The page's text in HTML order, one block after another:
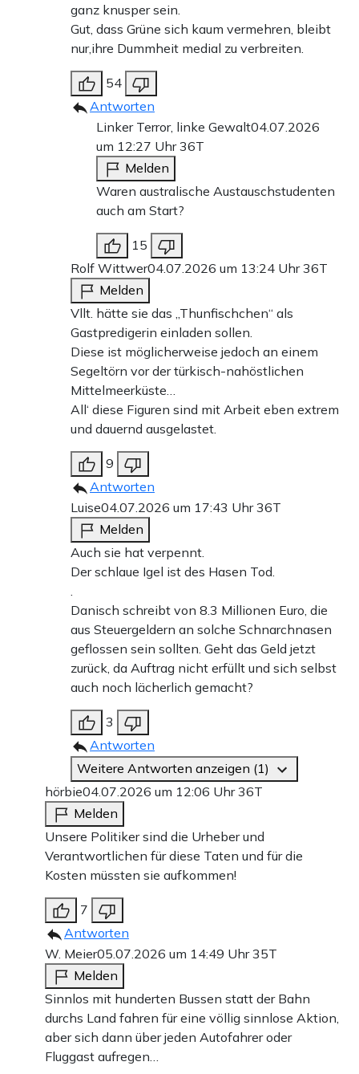
ganz knusper sein.
Gut, dass Grüne sich kaum vermehren, bleibt
nur,ihre Dummheit medial zu verbreiten.
54
Antworten
Linker Terror, linke Gewalt04.07.2026
um 12:27 Uhr36T
Melden
Waren australische Austauschstudenten
auch am Start?
15
Rolf Wittwer04.07.2026 um 13:24 Uhr36T
Melden
Vllt. hätte sie das „Thunfischchen“ als
Gastpredigerin einladen sollen.
Diese ist möglicherweise jedoch an einem
Segeltörn vor der türkisch-nahöstlichen
Mittelmeerküste…
All‘ diese Figuren sind mit Arbeit eben extrem
und dauernd ausgelastet.
9
Antworten
Luise04.07.2026 um 17:43 Uhr36T
Melden
Auch sie hat verpennt.
Der schlaue Igel ist des Hasen Tod.
.
Danisch schreibt von 8.3 Millionen Euro, die
aus Steuergeldern an solche Schnarchnasen
geflossen sein sollten. Geht das Geld jetzt
zurück, da Auftrag nicht erfüllt und sich selbst
auch noch lächerlich gemacht?
3
Antworten
Weitere Antworten anzeigen (1)
hörbie04.07.2026 um 12:06 Uhr36T
Melden
Unsere Politiker sind die Urheber und
Verantwortlichen für diese Taten und für die
Kosten müssten sie aufkommen!
7
Antworten
W. Meier05.07.2026 um 14:49 Uhr35T
Melden
Sinnlos mit hunderten Bussen statt der Bahn
durchs Land fahren für eine völlig sinnlose Aktion,
aber sich dann über jeden Autofahrer oder
Fluggast aufregen…